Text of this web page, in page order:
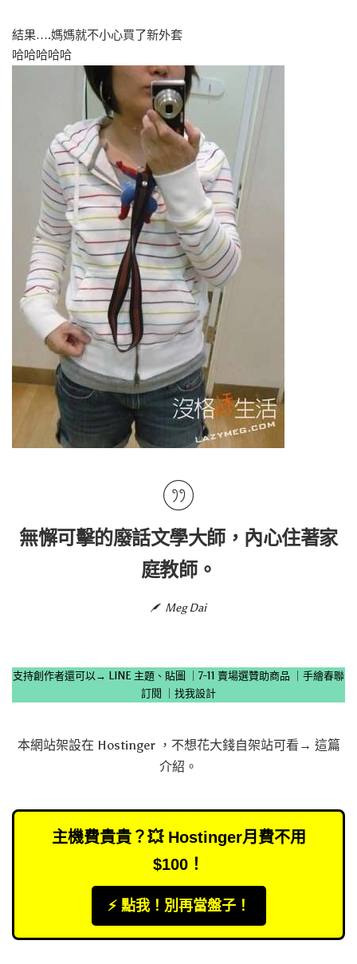
結果….媽媽就不小心買了新外套
哈哈哈哈哈
無懈可擊的廢話文學大師，內心住著家
庭教師。
Meg Dai
支持創作者還可以→ LINE 主題、貼圖 7-11 賣場選贊助商品
手繪春聯
訂閱
找我設計
本網站架設在 Hostinger，不想花大錢自架站可看→ 這篇
介紹 。
主機費貴貴？💥 Hostinger月費不用
$100！
⚡️ 點我！別再當盤子！